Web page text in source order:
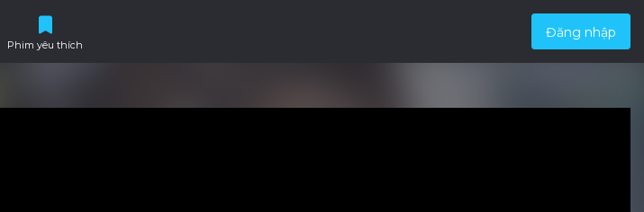
Phim yêu thích
Đăng nhập